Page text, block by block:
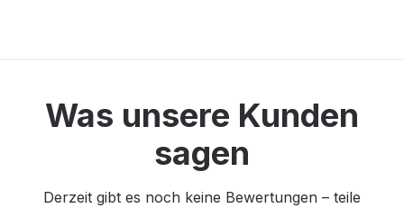
Was unsere Kunden
sagen
Derzeit gibt es noch keine Bewertungen – teile